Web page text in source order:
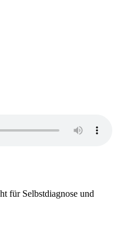
für Selbstdiagnose und